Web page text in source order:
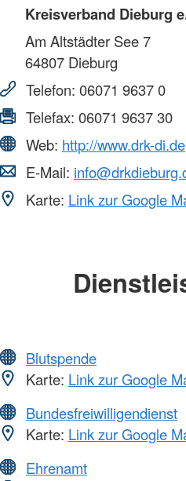
Kreisverband Dieburg
Am Altstädter See 7
64807 Dieburg
Telefon: 06071 9637 0
Telefax: 06071 9637 30
Web: http://www.drk-di.de
E-Mail:
Karte: Link zur Google
Blutspende
Karte: Link zur Google
Bundesfreiwilligendienst
Karte: Link zur Google
Ehrenamt